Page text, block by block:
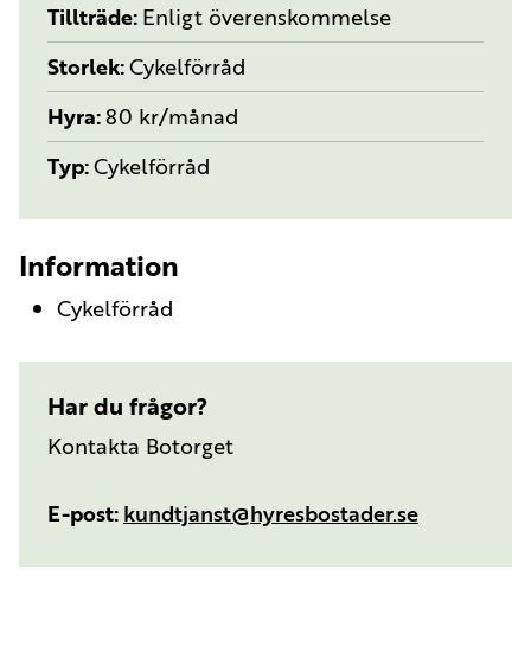
Tillträde Enligt överenskommelse
Storlek Cykelförråd
Hyra 80 kr/månad
Typ Cykelförråd
Information
Cykelförråd
Har du frågor?
Kontakta Botorget
E-post kundtjanst@hyresbostader.se